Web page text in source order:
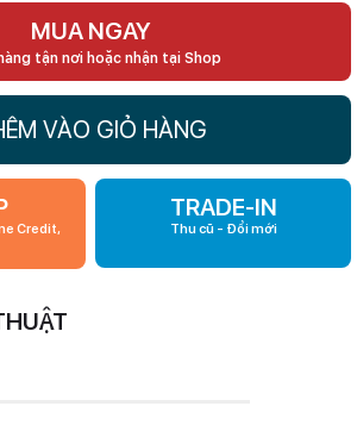
MUA NGAY
tận nơi hoặc nhận tại Shop
VÀO GIỎ HÀNG
Credit,
TRADE-IN
Thu cũ - Đổi mới